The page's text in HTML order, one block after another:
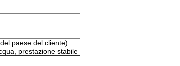
paese del cliente)
prestazione stabile